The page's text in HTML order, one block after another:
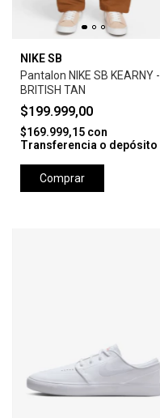
NIKE SB
Pantalon NIKE SB KEARNY -
BRITISH TAN
$199.999,00
$169.999,15 con
Transferencia o depósito
Comprar